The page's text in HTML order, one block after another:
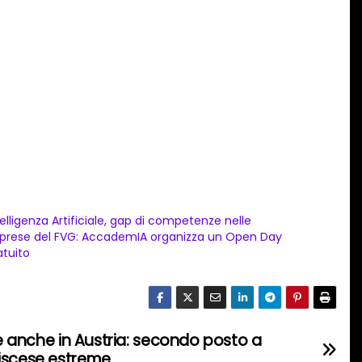
Artificiale, gap di competenze nelle
del FVG: AccademIA organizza un Open Day
anche in Austria: secondo posto a